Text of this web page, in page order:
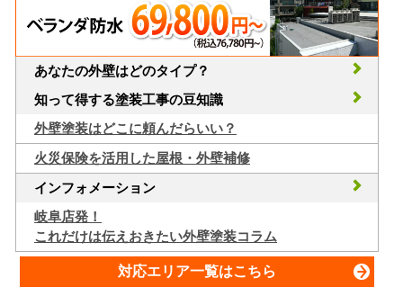
あなたの外壁はどのタイプ？
知って得する塗装工事の豆知識
外壁塗装はどこに頼んだらいい？
火災保険を活用した屋根・外壁補修
インフォメーション
岐阜店発！
これだけは伝えおきたい外壁塗装コラム
対応エリア一覧はこちら